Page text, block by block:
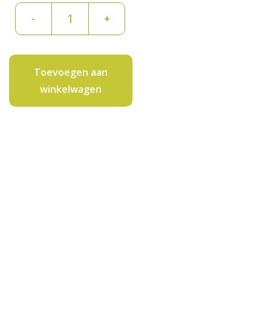
- +
Toevoegen aan
winkelwagen